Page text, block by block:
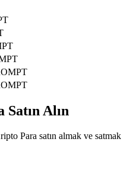
üzere büyük veri analizi.
Alın
Para satın almak ve satmak